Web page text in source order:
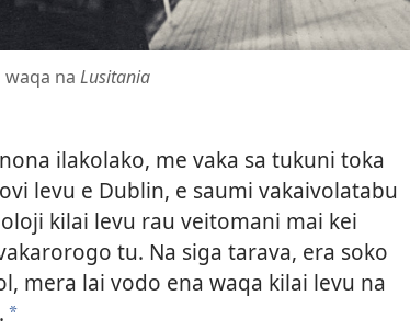
waqa na Lusitania
ilakolako, me vaka sa tukuni toka
levu e Dublin, e saumi vakaivolatabu
kilai levu rau veitomani mai kei
tu. Na siga tarava, era soko
mera lai vodo ena waqa kilai levu na
*